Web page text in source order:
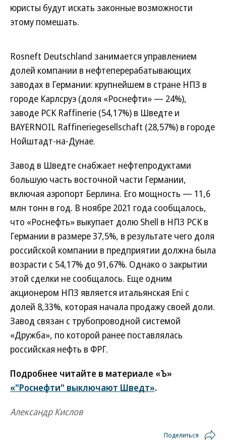
юристы будут искать законные возможности
этому помешать.
Rosneft Deutschland занимается управлением
долей компании в нефтеперерабатывающих
заводах в Германии: крупнейшем в стране НПЗ в
городе Карлсруэ (доля «Роснефти» — 24%),
заводе PCK Raffinerie (54,17%) в Шведте и
BAYERNOIL Raffineriegesellschaft (28,57%) в городе
Нойштадт-на-Дунае.
Завод в Шведте снабжает нефтепродуктами
большую часть восточной части Германии,
включая аэропорт Берлина. Его мощность — 11,6
млн тонн в год. В ноябре 2021 года сообщалось,
что «Роснефть» выкупает долю Shell в НПЗ PCK в
Германии в размере 37,5%, в результате чего доля
российской компании в предприятии должна была
возрасти с 54,17% до 91,67%. Однако о закрытии
этой сделки не сообщалось. Еще одним
акционером НПЗ является итальянская Eni с
долей 8,33%, которая начала продажу своей доли.
Завод связан с трубопроводной системой
«Дружба», по которой ранее поставлялась
российская нефть в ФРГ.
Подробнее читайте в материале «Ъ»
«"Роснефти" выключают Шведт».
Александр Кислов
Поделиться